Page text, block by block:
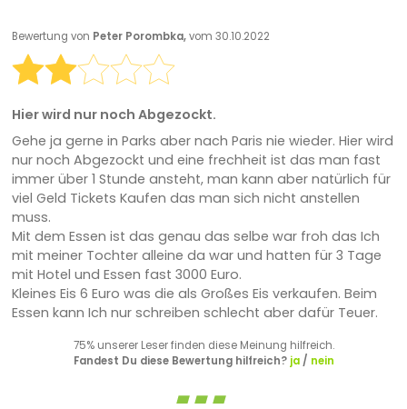
Bewertung von Peter Porombka,vom 30.10.2022
Hier wird nur noch Abgezockt.
Gehe ja gerne in Parks aber nach Paris nie wieder. Hier wird
nur noch Abgezockt und eine frechheit ist das man fast
immer über 1 Stunde ansteht, man kann aber natürlich für
viel Geld Tickets Kaufen das man sich nicht anstellen
muss.
Mit dem Essen ist das genau das selbe war froh das Ich
mit meiner Tochter alleine da war und hatten für 3 Tage
mit Hotel und Essen fast 3000 Euro.
Kleines Eis 6 Euro was die als Großes Eis verkaufen. Beim
Essen kann Ich nur schreiben schlecht aber dafür Teuer.
75% unserer Leser finden diese Meinung hilfreich.
Fandest Du diese Bewertung hilfreich? ja/ nein